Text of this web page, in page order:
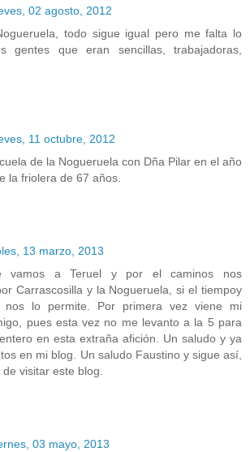
02 agosto, 2012
todo sigue igual pero me falta lo
gentes que eran sencillas, trabajadoras,
11 octubre, 2012
de la Nogueruela con Dña Pilar en el año
la friolera de 67 años.
13 marzo, 2013
vamos a Teruel y por el caminos nos
Carrascosilla y la Nogueruela, si el tiempoy
nos lo permite. Por primera vez viene mi
pues esta vez no me levanto a la 5 para
en esta extraña afición. Un saludo y ya
en mi blog. Un saludo Faustino y sigue así,
visitar este blog.
03 mayo, 2013